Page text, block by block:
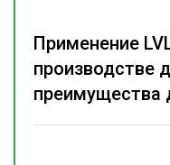
Применение
производстве
преимущества